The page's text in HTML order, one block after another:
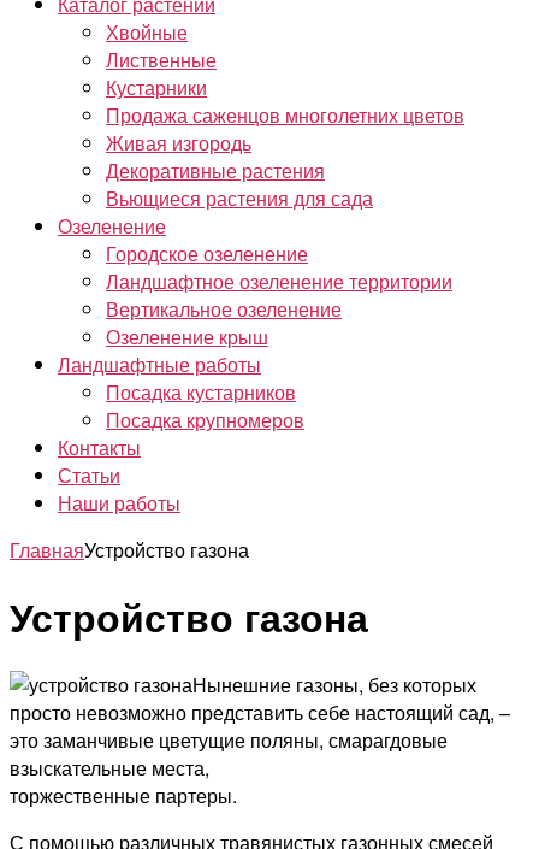
Хвойные
Лиственные
Кустарники
Продажа саженцов многолетних цветов
Живая изгородь
Декоративные растения
Вьющиеся растения для сада
Озеленение
Городское озеленение
Ландшафтное озеленение территории
Вертикальное озеленение
Озеленение крыш
Ландшафтные работы
Посадка кустарников
Посадка крупномеров
Контакты
Статьи
Наши работы
ГлавнаяУстройство газона
Устройство газона
Нынешние газоны, без которых
просто невозможно представить себе настоящий сад, –
это заманчивые цветущие поляны, смарагдовые
взыскательные места,
торжественные партеры.
С помощью различных травянистых газонных смесей